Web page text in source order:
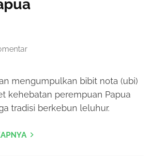
mengumpulkan bibit nota (ubi)
kehebatan perempuan Papua
tradisi berkebun leluhur.